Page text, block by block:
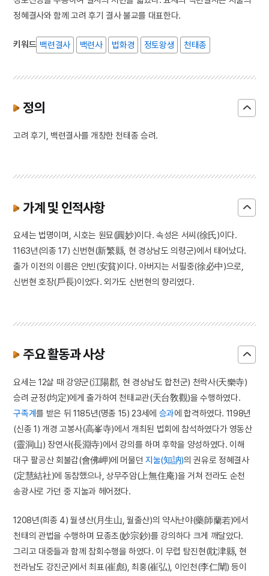
정혜결사와 함께 고려 후기 결사 불교를 대표한다.
키워드 백련결사 백련사 법화경 정토왕생 천태종
정의
고려 후기, 백련결사를 개창한 천태종 승려.
가계 및 인적사항
요세는 법명이며, 시호는 원묘(圓妙)이다. 속성은 서씨(徐氏)이다.
1163년(의종 17) 신번현(新繁縣, 현 경상남도 의령군)에서 태어났다.
출가 이전의 이름은 안빈(安貧)이다. 아버지는 서필중(徐必中)으로,
신번현 호장(戶長)이었다. 외가도 신번현의 향리였다.
주요 활동과 사상
요세는 12살 때 강양군(江陽郡, 현 경상남도 합천군) 천락사(天樂寺)
승려 균정(均定)에게 출가하여 천태교관(天台敎觀)을 수행하였다.
구족계를 받은 뒤 1185년(명종 15) 23세에 승과에 합격하였다. 1198년
(신종 1) 개경 고봉사(高峯寺)에서 개최된 법회에 참석하였다가 영동산
(靈洞山) 장연사(長淵寺)에서 강의를 하며 후학을 양성하였다. 이해
대구 팔공산 회불갑(會佛岬)에 머물던지눌(知訥)의 권유로 정혜결사
(定慧結社)에 동참했으나, 상무주암(上無住庵)을 거쳐 전라도 순천
송광사로 가던 중 지눌과 헤어졌다.
1208년(희종 4) 월생산(月生山, 월출산)의 약사난야(藥師蘭若)에서
천태의 관법을 수행하며 묘종초(妙宗鈔)를 강의하다 크게 깨달았다.
그리고 대중들과 함께 참회수행을 하였다. 이 무렵 탐진현(耽津縣, 현
전라남도 강진군)에서 최표(崔彪), 최홍(崔弘), 이인천(李仁闡) 등이